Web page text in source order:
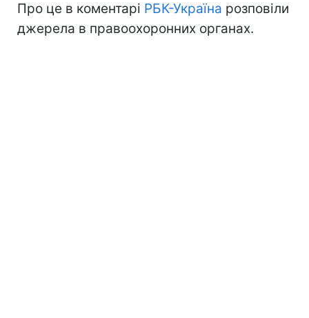
Про це в коментарі РБК-Україна розповіли
джерела в правоохоронних органах.